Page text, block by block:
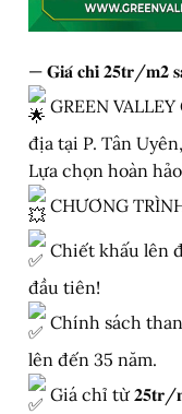
— 𝐆𝐢𝐚́ 𝐜𝐡𝐢̉ 𝟐𝟓𝐭𝐫/𝐦𝟐
GREEN
địa tại P. Tân
Lựa chọn hoàn
CHƯƠNG
Chiết khấu lên
đầu tiên!
Chính sách
lên đến 35 năm.
Giá chỉ từ